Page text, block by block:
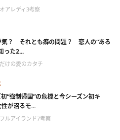
アレディ3考察
気？ それとも癖の問題？ 恋人の“ある
った2...
けの愛のカタチ
“強制帰国”の危機と今シーズン初キ
が沼るモ...
ルアイランド7考察